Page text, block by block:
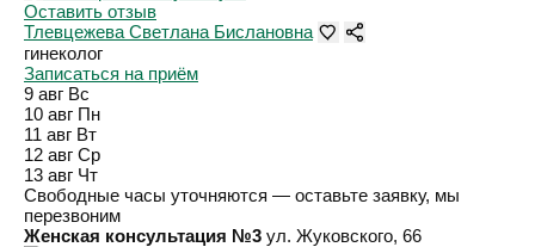
Оставить отзыв
Тлевцежева Светлана Бислановна
гинеколог
Записаться на приём
9 авг Вс
10 авг Пн
11 авг Вт
12 авг Ср
13 авг Чт
Свободные часы уточняются — оставьте заявку, мы
перезвоним
Женская консультация №3 ул. Жуковского, 66